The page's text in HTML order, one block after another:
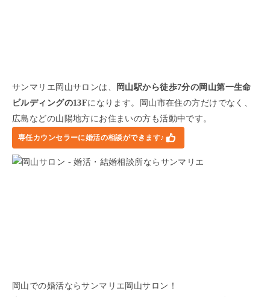
サンマリエ岡山サロンは、
岡山駅から徒歩7分の岡山第一生命
ビルディングの13Fになります。岡山市在住の方だけでなく、
広島などの山陽地方にお住まいの方も活動中です。
専任カウンセラーに婚活の相談ができます♪
岡山での婚活ならサンマリエ岡山サロン！